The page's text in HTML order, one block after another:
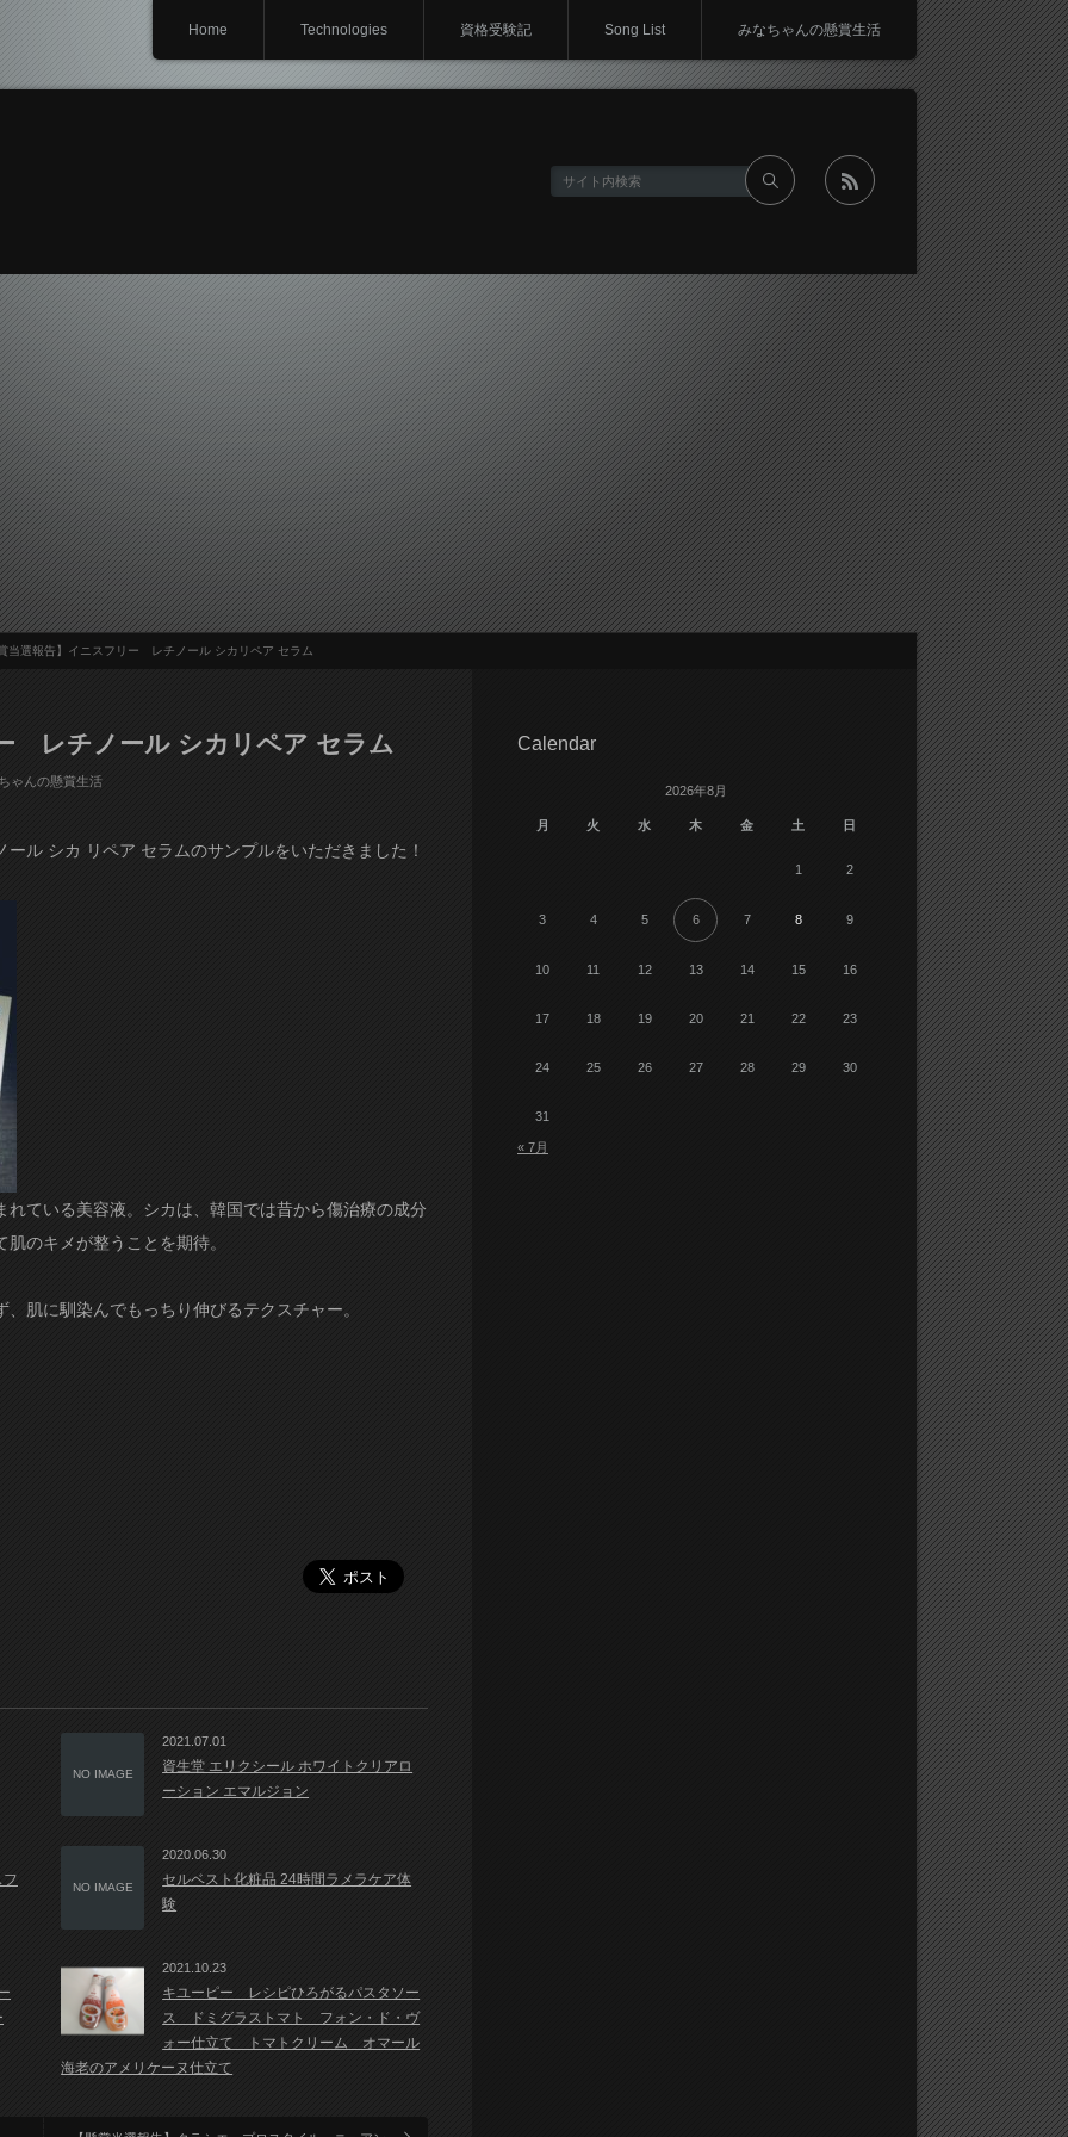
Home Technologies 資格受験記 Song List みなちゃんの懸賞生活
当選報告】イニスフリー レチノール シカリペア セラム
レチノール シカリペア セラム
ゃんの懸賞生活
ル シカ リペア セラムのサンプルをいただきました！
ている美容液。シカは、韓国では昔から傷治療の成分
のキメが整うことを期待。
肌に馴染んでもっちり伸びるテクスチャー。
NO IMAGE
2021.07.01
資生堂 エリクシール ホワイトクリアロ
ーション エマルジョン
NO IMAGE
2020.06.30
セルベスト化粧品 24時間ラメラケア体
験
2021.10.23
キユーピー レシピひろがるパスタソー
ス ドミグラストマト フォン・ド・ヴ
ォー仕立て トマトクリーム オマール
海老のアメリケーヌ仕立て
Calendar
2026年8月
月 火 水 木 金 土 日
1 2
3 4 5 6 7 8 9
10 11 12 13 14 15 16
17 18 19 20 21 22 23
24 25 26 27 28 29 30
31
« 7月